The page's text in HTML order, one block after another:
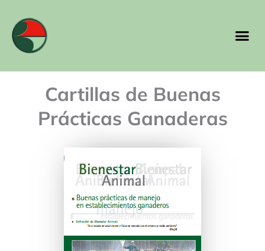
contenido
Cartillas de Buenas
Prácticas Ganaderas